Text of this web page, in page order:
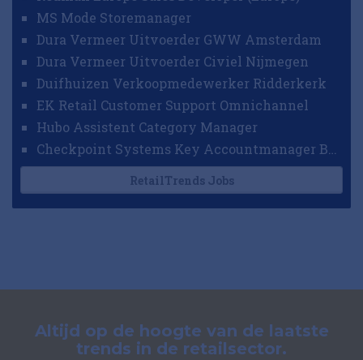
MS Mode Storemanager
Dura Vermeer Uitvoerder GWW Amsterdam
Dura Vermeer Uitvoerder Civiel Nijmegen
Duifhuizen Verkoopmedewerker Ridderkerk
EK Retail Customer Support Omnichannel
Hubo Assistent Category Manager
RetailTrends Jobs
Altijd op de hoogte van de laatste
trends in de retailsector.